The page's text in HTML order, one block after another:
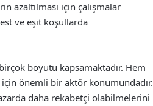
azaltılması için çalışmalar
ve eşit koşullarda
boyutu kapsamaktadır. Hem
önemli bir aktör konumundadır.
daha rekabetçi olabilmelerini